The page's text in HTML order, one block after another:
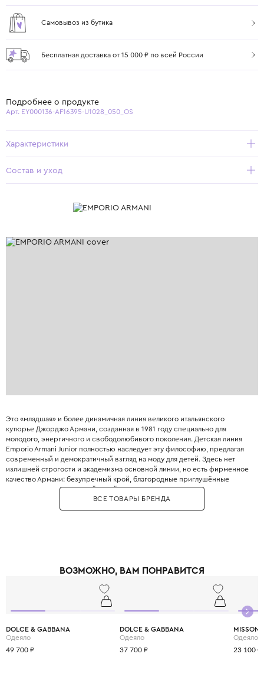
Самовывоз из бутика
Бесплатная доставка от 15 000 ₽ по всей России
Подробнее о продукте
Арт. EY000136-AF16395-U1028_050_OS
Характеристики
Состав и уход
Это «младшая» и более динамичная линия великого итальянского
кутюрье Джорджо Армани, созданная в 1981 году специально для
молодого, энергичного и свободолюбивого поколения. Детская линия
Emporio Armani Junior полностью наследует эту философию, предлагая
современный и демократичный взгляд на моду для детей. Здесь нет
излишней строгости и академизма основной линии, но есть фирменное
качество Армани: безупречный крой, благородные приглушённые
оттенки, минималистичный дизайн и использование только лучших
натуральных тканей. Это идеальная база для стильного детского
гардероба — от повседневных джинсов и футболок до элегантных
ВСЕ ТОВАРЫ БРЕНДА
ВОЗМОЖНО, ВАМ ПОНРАВИТСЯ
DOLCE & GABBANA
Одеяло
49 700 ₽
DOLCE & GABBANA
Одеяло
37 700 ₽
MISSONI
Одеяло
23 100 ₽